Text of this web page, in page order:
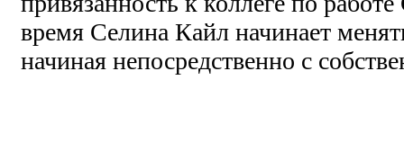
время Селина Кайл начинает
начиная непосредственно с